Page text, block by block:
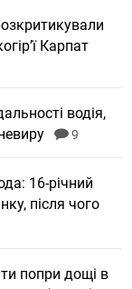
Карпат
водія,
9
16-річний
після чого
попри дощі в